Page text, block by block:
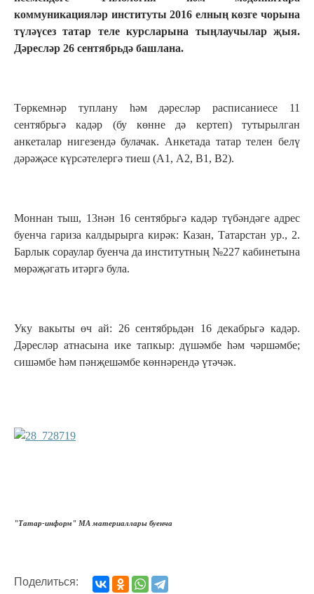
коммуникацияләр институты 2016 елның көзге чорына
түләүсез татар теле курсларына тыңлаучылар җыя.
Дәресләр 26 сентябрьдә башлана.
Төркемнәр туплану һәм дәресләр расписаниесе 11
сентябрьгә кадәр (бу көнне дә кертеп) тутырылган
анкеталар нигезендә булачак. Анкетада татар телен белү
дәрәҗәсе күрсәтелергә тиеш (А1, А2, В1, В2).
Моннан тыш, 13нән 16 сентябрьгә кадәр түбәндәге адрес
буенча гариза калдырырга кирәк: Казан, Татарстан ур., 2.
Барлык сораулар буенча да институтның №227 кабинетына
мөрәҗәгать итәргә була.
Уку вакыты өч ай: 26 сентябрьдән 16 декабрьгә кадәр.
Дәресләр атнасына ике тапкыр: дүшәмбе һәм чәршәмбе;
сишәмбе һәм пәнҗешәмбе көннәрендә үтәчәк.
"Татар-информ" МА материаллары буенча
Поделиться: